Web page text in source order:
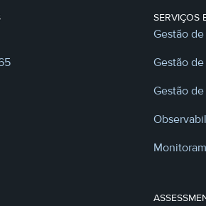
SERVIÇOS
Gestão
Gestão
Gestão